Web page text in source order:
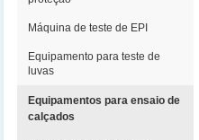
Máquina de teste de EPI
Equipamento para teste de
luvas
Equipamentos para ensaio de
calçados